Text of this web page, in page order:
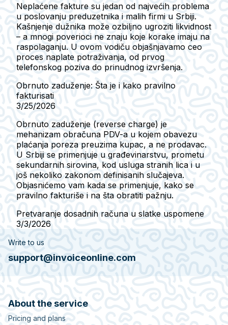
Neplaćene fakture su jedan od najvećih problema
u poslovanju preduzetnika i malih firmi u Srbiji.
Kašnjenje dužnika može ozbiljno ugroziti likvidnost
– a mnogi poverioci ne znaju koje korake imaju na
raspolaganju. U ovom vodiču objašnjavamo ceo
proces naplate potraživanja, od prvog
telefonskog poziva do prinudnog izvršenja.
Obrnuto zaduženje: Šta je i kako pravilno
fakturisati
3/25/2026
Obrnuto zaduženje (reverse charge) je
mehanizam obračuna PDV-a u kojem obavezu
plaćanja poreza preuzima kupac, a ne prodavac.
U Srbiji se primenjuje u građevinarstvu, prometu
sekundarnih sirovina, kod usluga stranih lica i u
još nekoliko zakonom definisanih slučajeva.
Objasnićemo vam kada se primenjuje, kako se
pravilno fakturiše i na šta obratiti pažnju.
Pretvaranje dosadnih računa u slatke uspomene
3/3/2026
Write to us
support@invoiceonline.com
About the service
Pricing and plans